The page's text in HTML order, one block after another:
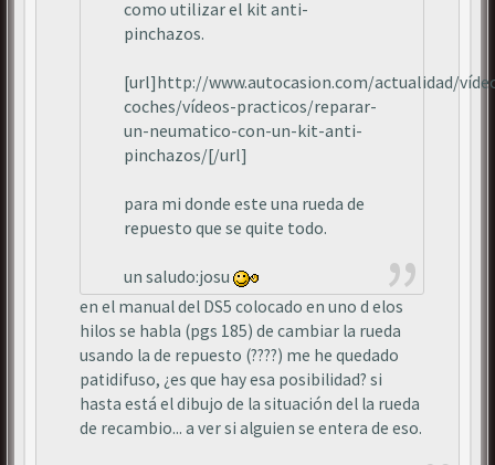
como utilizar el kit anti-
pinchazos.
[url]http://www.autocasion.com/actualidad/
coches/vídeos-practicos/reparar-
un-neumatico-con-un-kit-anti-
pinchazos/[/url]
para mi donde este una rueda de
repuesto que se quite todo.
un saludo:josu
en el manual del DS5 colocado en uno d elos
hilos se habla (pgs 185) de cambiar la rueda
usando la de repuesto (????) me he quedado
patidifuso, ¿es que hay esa posibilidad? si
hasta está el dibujo de la situación del la rueda
de recambio... a ver si alguien se entera de eso.